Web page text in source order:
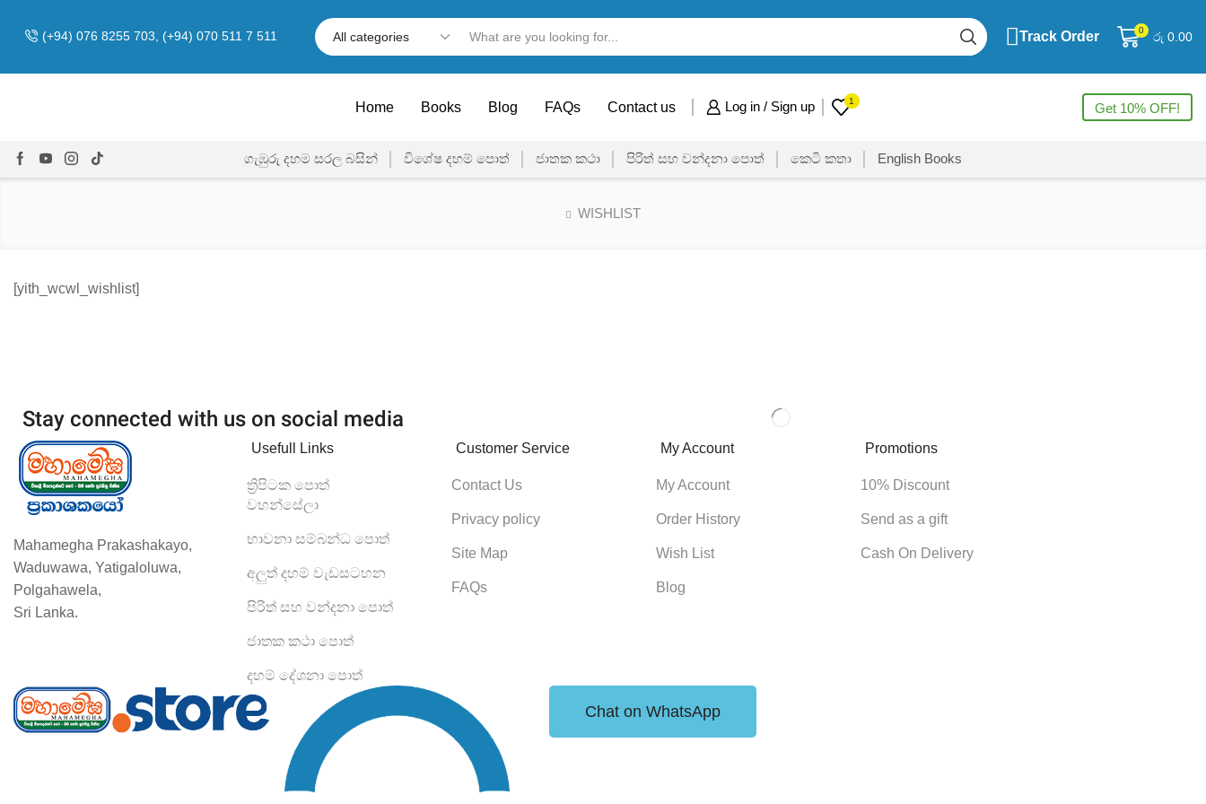
(+94) 076 8255 703, (+94) 070 511 7 511 Track Order 0 රු 0.00
Home Books Blog FAQs Contact us Log in / Sign up 1 Get 10% OFF!
ගැඹුරු දහම සරල බසින් විශේෂ දහම් පොත් ජාතක කථා පිරිත් සහ වන්දනා පොත් කෙටි කතා English Books
WISHLIST
[yith_wcwl_wishlist]
Stay connected with us on social media
Mahamegha Prakashakayo,
Waduwawa, Yatigaloluwa,
Polgahawela,
Sri Lanka.
Usefull Links
ත්‍රිපිටක පොත්
වහන්සේලා
භාවනා සම්බන්ධ පොත්
අලුත් දහම් වැඩසටහන
පිරිත් සහ වන්දනා පොත්
ජාතක කථා පොත්
දහම් දේශනා පොත්
Customer Service
Contact Us
Privacy policy
Site Map
FAQs
My Account
My Account
Order History
Wish List
Blog
Promotions
10% Discount
Send as a gift
Cash On Delivery
Chat on WhatsApp